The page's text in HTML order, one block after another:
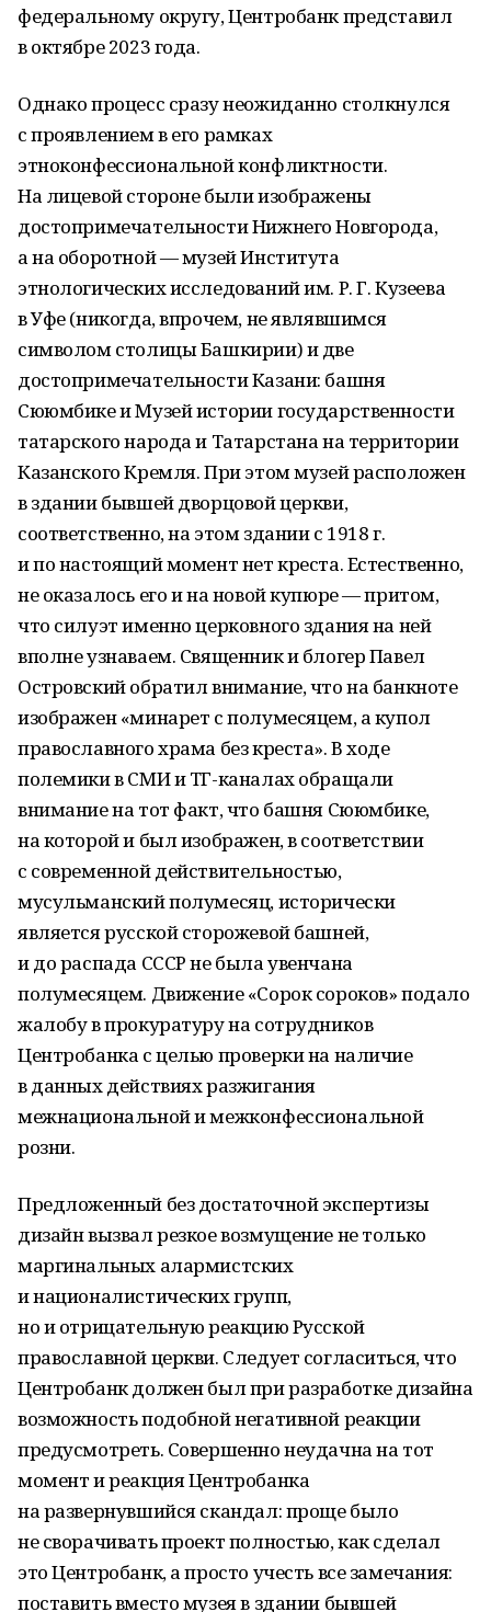
федеральному округу, Центробанк представил
в октябре 2023 года.
Однако процесс сразу неожиданно столкнулся
с проявлением в его рамках
этноконфессиональной конфликтности.
На лицевой стороне были изображены
достопримечательности Нижнего Новгорода,
а на оборотной — музей Института
этнологических исследований им. Р. Г. Кузеева
в Уфе (никогда, впрочем, не являвшимся
символом столицы Башкирии) и две
достопримечательности Казани: башня
Сююмбике и Музей истории государственности
татарского народа и Татарстана на территории
Казанского Кремля. При этом музей расположен
в здании бывшей дворцовой церкви,
соответственно, на этом здании с 1918 г.
и по настоящий момент нет креста. Естественно,
не оказалось его и на новой купюре — притом,
что силуэт именно церковного здания на ней
вполне узнаваем. Священник и блогер Павел
Островский обратил внимание, что на банкноте
изображен «минарет с полумесяцем, а купол
православного храма без креста». В ходе
полемики в СМИ и ТГ-каналах обращали
внимание на тот факт, что башня Сююмбике,
на которой и был изображен, в соответствии
с современной действительностью,
мусульманский полумесяц, исторически
является русской сторожевой башней,
и до распада СССР не была увенчана
полумесяцем. Движение «Сорок сороков» подало
жалобу в прокуратуру на сотрудников
Центробанка с целью проверки на наличие
в данных действиях разжигания
межнациональной и межконфессиональной
розни.
Предложенный без достаточной экспертизы
дизайн вызвал резкое возмущение не только
маргинальных алармистских
и националистических групп,
но и отрицательную реакцию Русской
православной церкви. Следует согласиться, что
Центробанк должен был при разработке дизайна
возможность подобной негативной реакции
предусмотреть. Совершенно неудачна на тот
момент и реакция Центробанка
на развернувшийся скандал: проще было
не сворачивать проект полностью, как сделал
это Центробанк, а просто учесть все замечания:
поставить вместо музея в здании бывшей